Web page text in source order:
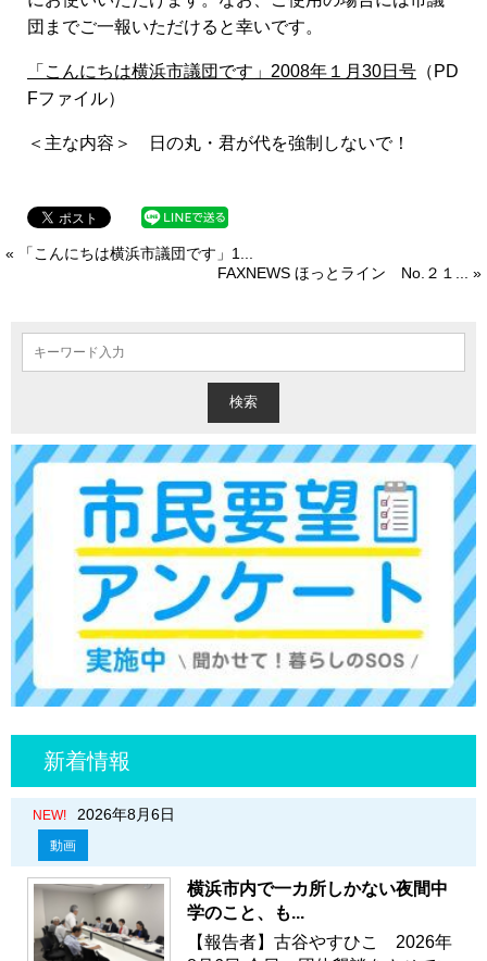
団までご一報いただけると幸いです。
「こんにちは横浜市議団です」2008年１月30日号 （PD
Fファイル）
＜主な内容＞ 日の丸・君が代を強制しないで！
« 「こんにちは横浜市議団です」1...
FAXNEWS ほっとライン No.２１... »
新着情報
NEW! 2026年8月6日
動画
横浜市内で一カ所しかない夜間中
学のこと、も...
【報告者】古谷やすひこ 2026年